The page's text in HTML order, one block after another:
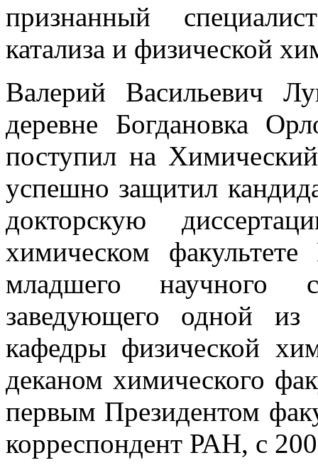
признанный
катализа и физической
Валерий Васильевич
деревне Богдановка
поступил на
успешно защитил
докторскую
химическом
младшего научного
заведующего одной
кафедры физической
деканом химического
первым Президентом
корреспондент РАН, с